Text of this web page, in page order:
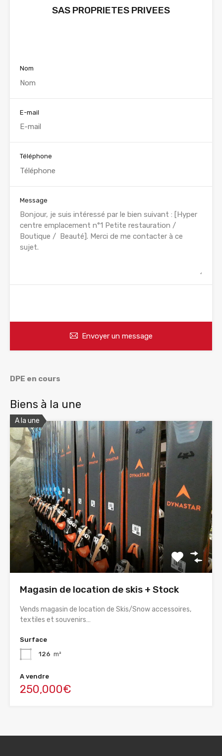
SAS PROPRIETES PRIVEES
Nom
E-mail
Téléphone
Message
Envoyer un message
DPE en cours
Biens à la une
A la une
Magasin de location de skis + Stock
Vends magasin de location de Skis/Snow accessoires,
textiles et souvenirs…
Surface
126 m²
A vendre
250,000€